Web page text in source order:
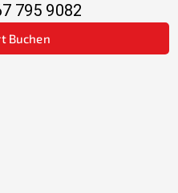
795 9082
Buchen